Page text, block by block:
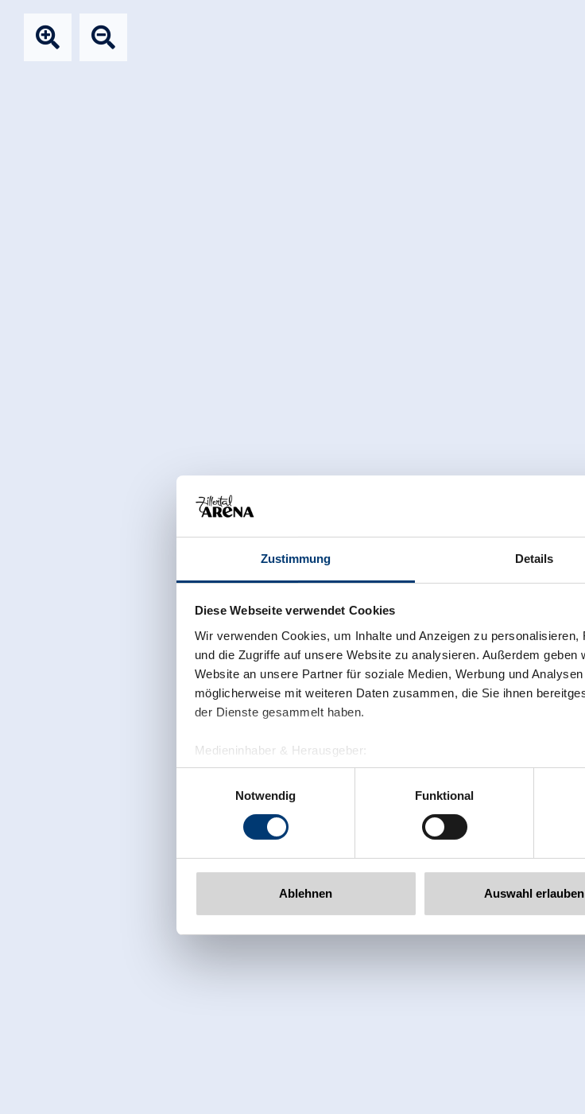
Zustimmung Details
Diese Webseite verwendet Cookies
Wir verwenden Cookies, um Inhalte und Anzeigen zu
und die Zugriffe auf unsere Website zu analysieren. Außerdem
Website an unsere Partner für soziale Medien, Werbung und
möglicherweise mit weiteren Daten zusammen, die Sie ihnen
der Dienste gesammelt haben.
Medieninhaber & Herausgeber:
Zeller Bergbahnen Zillertal GmbH & Co KG
Rohr 23// A-6280 Zell am Ziller
www.zillertalarena.com
Notwendig
Funktional
Ablehnen Auswahl erlauben